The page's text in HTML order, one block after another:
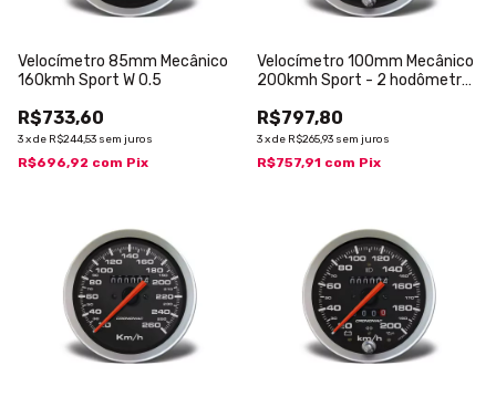
Velocímetro 85mm Mecânico
160kmh Sport W 0.5
R$733,60
3xde R$244,53 sem juros
R$696,92 com Pix
Velocímetro 100mm Mecânico
200kmh Sport - 2 hodômetros
R$797,80
3xde R$265,93 sem juros
R$757,91 com Pix